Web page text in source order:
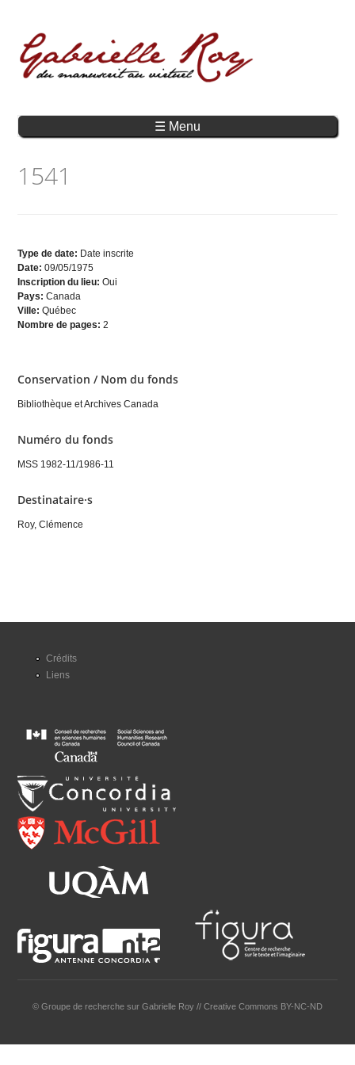
☰ Menu
1541
Type de date: Date inscrite
Date:09/05/1975
Inscription du lieu:Oui
Pays:Canada
Ville:Québec
Nombre de pages:2
Conservation / Nom du fonds
Bibliothèque et Archives Canada
Numéro du fonds
MSS 1982-11/1986-11
Destinataire·s
Roy, Clémence
Crédits
Liens
© Groupe de recherche sur Gabrielle Roy // Creative Commons BY-NC-ND